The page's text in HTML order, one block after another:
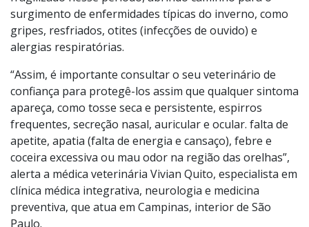
O sistema imunológico dos pets pode ficar mais
fragilizado nesse período, abrindo caminho para o
surgimento de enfermidades típicas do inverno, como
gripes, resfriados, otites (infecções de ouvido) e
alergias respiratórias.
“Assim, é importante consultar o seu veterinário de
confiança para protegê-los assim que qualquer sintoma
apareça, como tosse seca e persistente, espirros
frequentes, secreção nasal, auricular e ocular. falta de
apetite, apatia (falta de energia e cansaço), febre e
coceira excessiva ou mau odor na região das orelhas”,
alerta a médica veterinária Vivian Quito, especialista em
clínica médica integrativa, neurologia e medicina